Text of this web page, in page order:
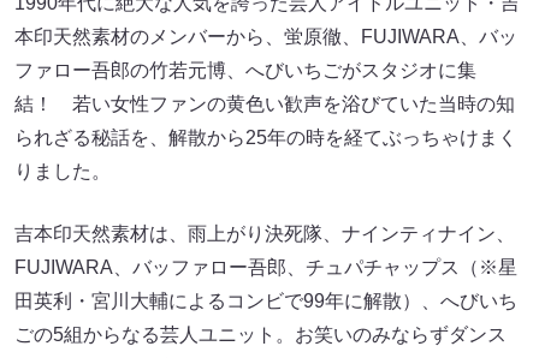
本印天然素材のメンバーから、蛍原徹、FUJIWARA、バッ
ファロー吾郎の竹若元博、へびいちごがスタジオに集
結！ 若い女性ファンの黄色い歓声を浴びていた当時の知
られざる秘話を、解散から25年の時を経てぶっちゃけまく
りました。
吉本印天然素材は、雨上がり決死隊、ナインティナイン、
FUJIWARA、バッファロー吾郎、チュパチャップス（※星
田英利・宮川大輔によるコンビで99年に解散）、へびいち
ごの5組からなる芸人ユニット。お笑いのみならずダンス